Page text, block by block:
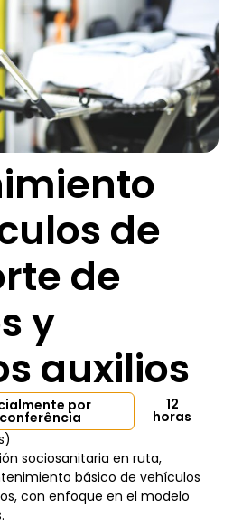
de
de
y
auxilios
por 12
horas
sociosanitaria en ruta,
básico de vehículos
con enfoque en el modelo